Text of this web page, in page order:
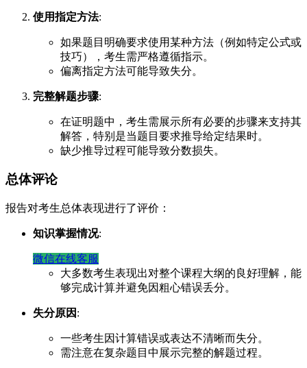
使用指定方法:
如果题目明确要求使用某种方法（例如特定公式或
技巧），考生需严格遵循指示。
偏离指定方法可能导致失分。
完整解题步骤:
在证明题中，考生需展示所有必要的步骤来支持其
解答，特别是当题目要求推导给定结果时。
缺少推导过程可能导致分数损失。
总体评论
报告对考生总体表现进行了评价：
知识掌握情况:
微信在线客服
大多数考生表现出对整个课程大纲的良好理解，能
够完成计算并避免因粗心错误丢分。
失分原因 :
一些考生因计算错误或表达不清晰而失分。
需注意在复杂题目中展示完整的解题过程。